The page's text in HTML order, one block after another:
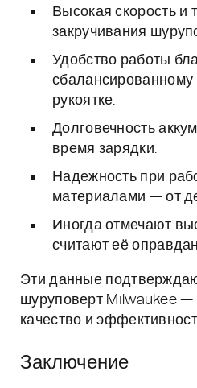
Высокая скорость и
закручивания
Удобство работы
сбалансированному
рукоятке.
Долговечность
время зарядки.
Надежность при
материалами — от
Иногда отмечают
считают её
Эти данные
шуруповерт Milwaukee —
качество и
Заключение